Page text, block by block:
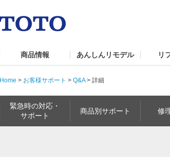
商品情報 あんしんリモデル リ
Home > お客様サポート > Q&A> 詳細
緊急時の対応・
サポート
商品別サポート 修